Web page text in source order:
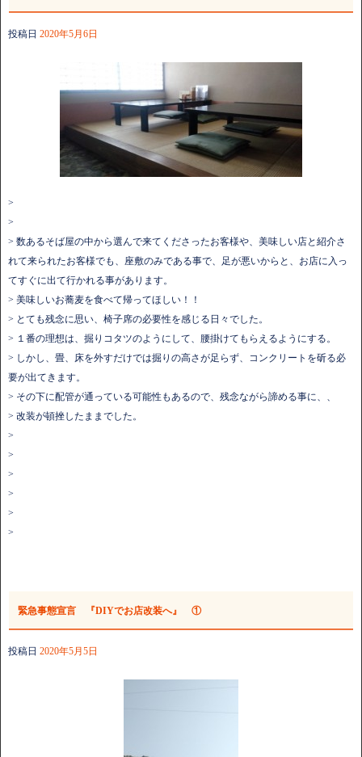
投稿日 2020年5月6日
>
>
> 数あるそば屋の中から選んで来てくださったお客様や、美味しい店と紹介さ
れて来られたお客様でも、座敷のみである事で、足が悪いからと、お店に入っ
てすぐに出て行かれる事があります。
> 美味しいお蕎麦を食べて帰ってほしい！！
> とても残念に思い、椅子席の必要性を感じる日々でした。
> １番の理想は、掘りコタツのようにして、腰掛けてもらえるようにする。
> しかし、畳、床を外すだけでは掘りの高さが足らず、コンクリートを斫る必
要が出てきます。
> その下に配管が通っている可能性もあるので、残念ながら諦める事に、、
> 改装が頓挫したままでした。
>
>
>
>
>
>
緊急事態宣言 『DIYでお店改装へ』 ①
投稿日 2020年5月5日